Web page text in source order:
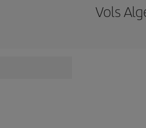
Vols